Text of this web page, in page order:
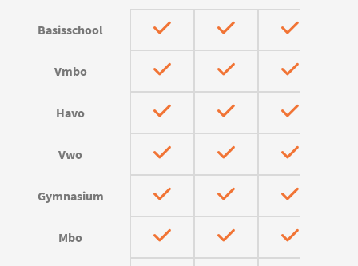
Basisschool
Vmbo
Havo
Vwo
Gymnasium
Mbo